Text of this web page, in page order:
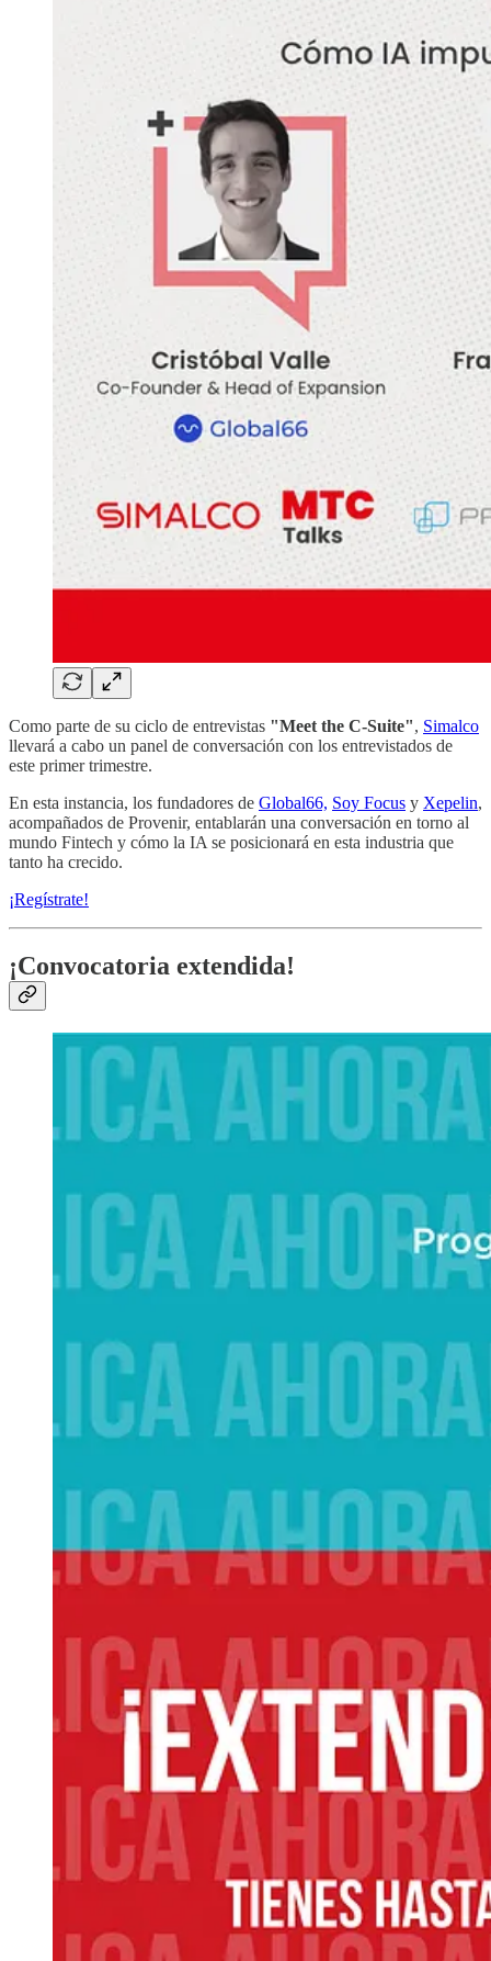
Como parte de su ciclo de entrevistas "Meet the C-Suite", Simalco
llevará a cabo un panel de conversación con los entrevistados de
este primer trimestre.
En esta instancia, los fundadores de Global66, Soy Focus y Xepelin,
acompañados de Provenir, entablarán una conversación en torno al
mundo Fintech y cómo la IA se posicionará en esta industria que
tanto ha crecido.
¡Regístrate!
¡Convocatoria extendida!